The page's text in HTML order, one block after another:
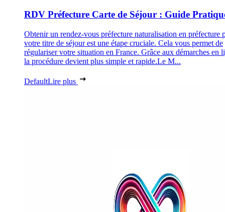
RDV Préfecture Carte de Séjour : Guide
Obtenir un rendez-vous préfecture naturalisation en préfecture
votre titre de séjour est une étape cruciale. Cela vous permet de
régulariser votre situation en France. Grâce aux démarches en
la procédure devient plus simple et rapide.Le M...
DefaultLire plus